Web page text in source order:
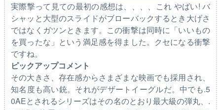
実際撃って見ての最初の感想は、、、、これ やばい! バ
シャッと大型のスライドがブローバックするとき大げさ
ではなくガツンときます。この衝撃は同時に「いいもの
を買ったな」という満足感を得ました。クセになる衝撃
ですね。
ピックアップコメント
その大きさ、存在感からさまざまな映画でも採用され、
知名度も高い銃。それがデザートイーグルだ。中でも.5
0AEとされるシリーズはその名のとおり最大級の弾丸、.